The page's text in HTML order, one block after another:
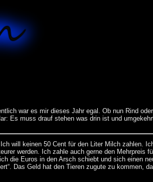
war es mir dieses Jahr egal. Ob nun Rind
Es muss drauf stehen was drin ist und
will keinen 50 Cent für den Liter Milch zahlen.
werden. Ich zahle auch gerne den Mehrpreis
die Euros in den Arsch schiebt und sich einen
Das Geld hat den Tieren zugute zu kommen,